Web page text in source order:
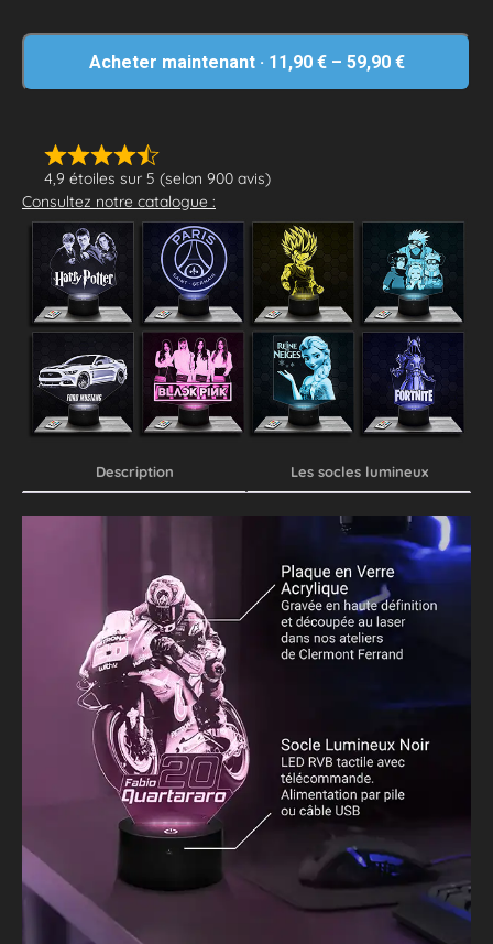
4,9 étoiles sur 5 (selon 900 avis)
Consultez notre catalogue :
Acheter maintenant · 11,90 €– 59,90 €
Description Les socles lumineux